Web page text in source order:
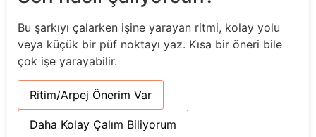
Bu şarkıyı çalarken işine yarayan ritmi, kolay yolu
veya küçük bir püf noktayı yaz. Kısa bir öneri bile
çok işe yarayabilir.
Ritim/Arpej Önerim Var
Daha Kolay Çalım Biliyorum